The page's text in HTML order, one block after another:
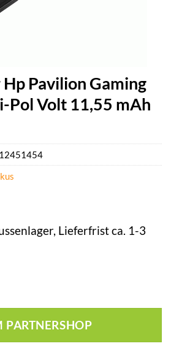
Pavilion Gaming
Pol Volt 11,55 mAh
Lieferfrist ca. 1-3
PARTNERSHOP